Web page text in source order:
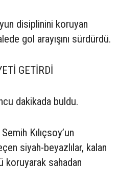
disiplinini koruyan
gol arayışını sürdürdü.
GETİRDİ
dakikada buldu.
Kılıçsoy’un
siyah-beyazlılar, kalan
koruyarak sahadan